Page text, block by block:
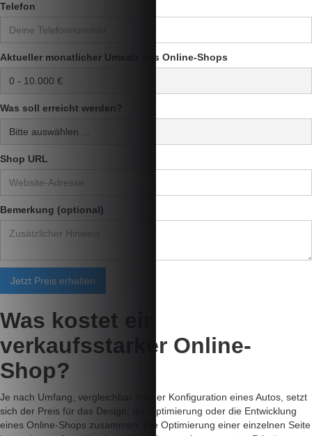
Telefon
Aktueller monatlicher Umsatz des Online-Shops
Was soll erreicht werden?
Shop URL
Bemerkung (optional)
Was kostet ein
verkaufsstarker Online-
Shop?
Je nach Umfang, vergleichbar mit der Konfiguration eines Autos, setzt
sich der Preis für das Design, die Optimierung oder die Entwicklung
eines Online-Shops zusammen. Die Optimierung einer einzelnen Seite